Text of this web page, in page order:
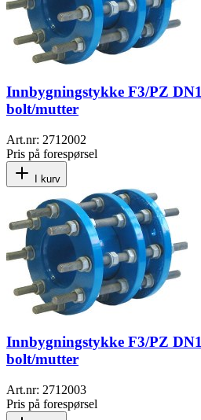
Innbygningstykke F3/PZ
bolt/mutter
Art.nr: 2712002
Pris på forespørsel
I kurv
Innbygningstykke F3/PZ
bolt/mutter
Art.nr: 2712003
Pris på forespørsel